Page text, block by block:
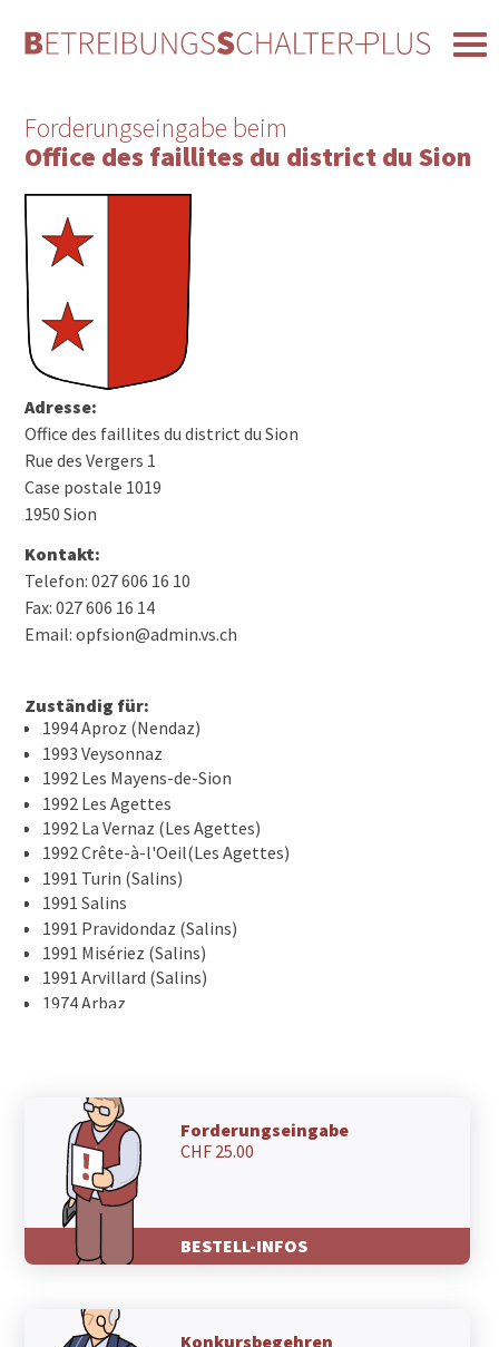
Forderungseingabe beim
Office des faillites du district du Sion
Adresse:
Office des faillites du district du Sion
Rue des Vergers 1
Case postale 1019
1950 Sion
Kontakt:
Telefon: 027 606 16 10
Fax: 027 606 16 14
Email: opfsion@admin.vs.ch
Zuständig für:
1994 Aproz (Nendaz)
1993 Veysonnaz
1992 Les Mayens-de-Sion
1992 Les Agettes
1992 La Vernaz (Les Agettes)
1992 Crête-à-l'Oeil(Les Agettes)
1991 Turin (Salins)
1991 Salins
1991 Pravidondaz (Salins)
1991 Misériez (Salins)
1991 Arvillard (Salins)
1974 Arbaz
1965 Savièse
1962 Pont-de-la-Morge (Sion)
1958 Uvrier
1950 Sion
Forderungseingabe
CHF 25.00
BESTELL-INFOS
Konkursbegehren